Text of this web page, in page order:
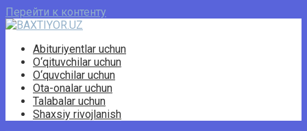
Перейти к контенту
Abituriyentlar uchun
O‘qituvchilar uchun
O‘quvchilar uchun
Ota-onalar uchun
Talabalar uchun
Shaxsiy rivojlanish